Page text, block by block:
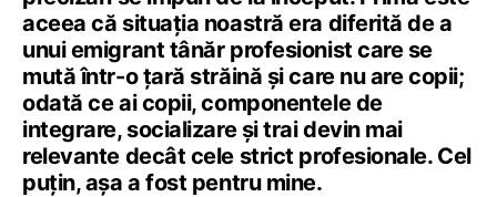
aceea că situația noastră era diferită de a
unui emigrant tânăr profesionist care se
mută într-o țară străină și care nu are copii;
odată ce ai copii, componentele de
integrare, socializare și trai devin mai
relevante decât cele strict profesionale. Cel
puțin, așa a fost pentru mine.